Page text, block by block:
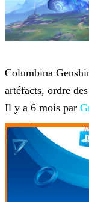
Columbina
artéfacts, ordre
Il y a 6 mois par